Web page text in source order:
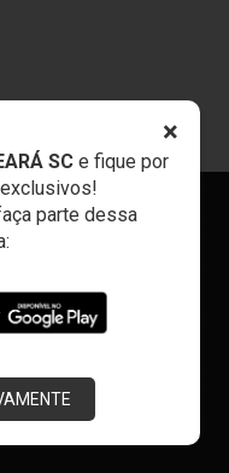
×
SCe fique por
parte dessa